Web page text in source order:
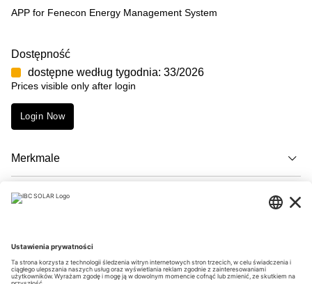
APP for Fenecon Energy Management System
Dostępność
dostępne według tygodnia: 33/2026
Prices visible only after login
Login Now
Merkmale
Opis
Downloads